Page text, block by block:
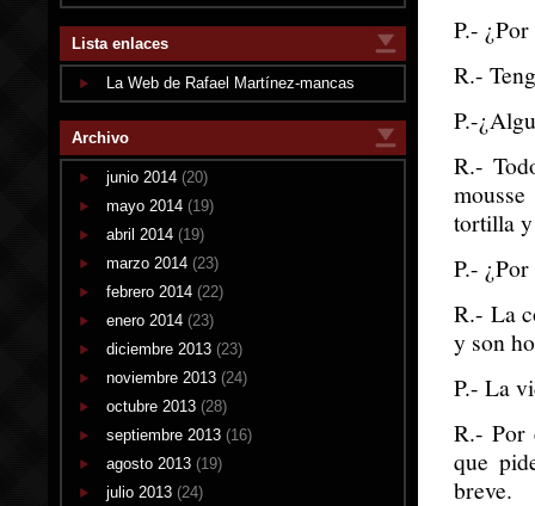
Lista enlaces
La Web de Rafael Martínez-mancas
Archivo
junio 2014 (20)
mayo 2014 (19)
abril 2014 (19)
marzo 2014 (23)
febrero 2014 (22)
enero 2014 (23)
diciembre 2013 (23)
noviembre 2013 (24)
octubre 2013 (28)
septiembre 2013 (16)
agosto 2013 (19)
julio 2013 (24)
P.-
R.-
P.-
R.-
tortilla y
P.-
R.- La
y son
P.- La
R.- Por
que
breve.